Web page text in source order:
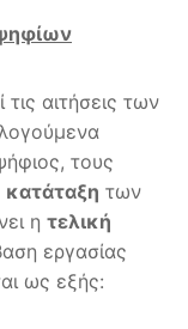
αιτήσεις των
τους
κατάταξη των
η τελική
εργασίας
ως εξής: